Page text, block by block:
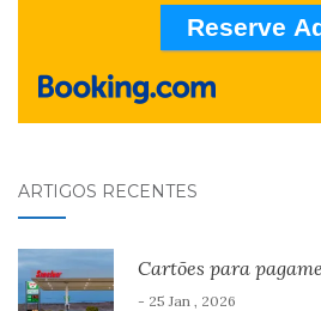
ARTIGOS RECENTES
Cartões para
- 25 Jan , 2026